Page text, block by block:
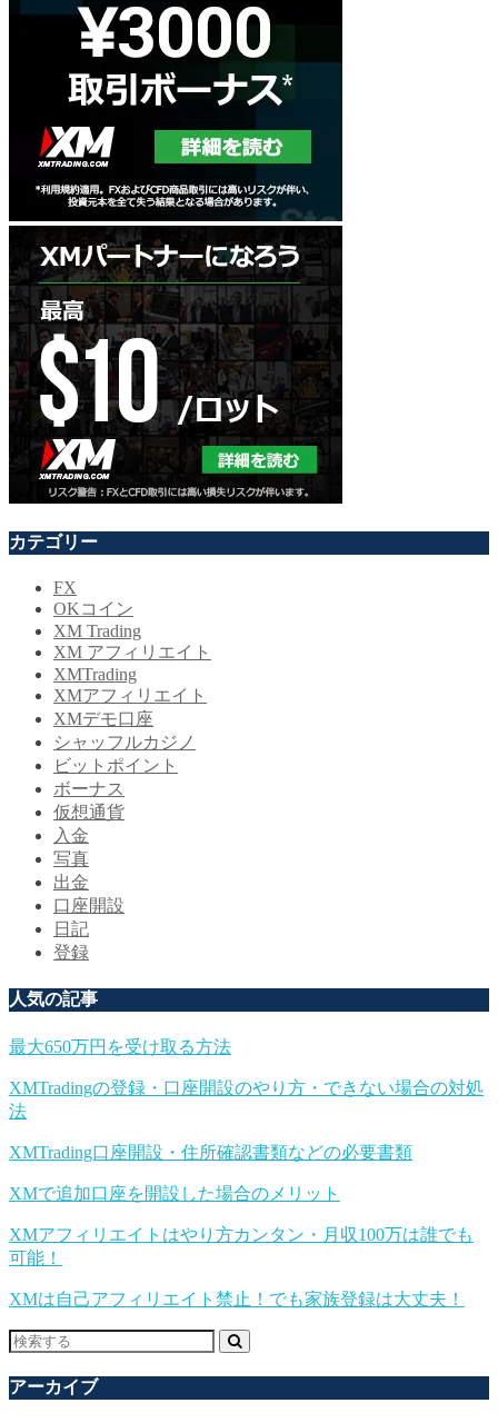
カテゴリー
FX
OKコイン
XM Trading
XM アフィリエイト
XMTrading
XMアフィリエイト
XMデモ口座
シャッフルカジノ
ビットポイント
ボーナス
仮想通貨
入金
写真
出金
口座開設
日記
登録
人気の記事
最大650万円を受け取る方法
XMTradingの登録・口座開設のやり方・できない場合の対処
法
XMTrading口座開設・住所確認書類などの必要書類
XMで追加口座を開設した場合のメリット
XMアフィリエイトはやり方カンタン・月収100万は誰でも
可能！
XMは自己アフィリエイト禁止！でも家族登録は大丈夫！
アーカイブ